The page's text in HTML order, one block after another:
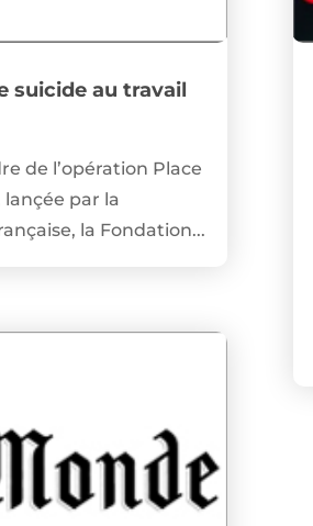
suicide au travail
de l’opération Place
lançée par la
la Fondation...